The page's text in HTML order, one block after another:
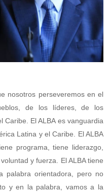
nosotros perseveremos en el
de los líderes, de los
Caribe. El ALBA es vanguardia
Latina y el Caribe. El ALBA
programa, tiene liderazgo,
y fuerza. El ALBA tiene
palabra orientadora, pero no
y en la palabra, vamos a la